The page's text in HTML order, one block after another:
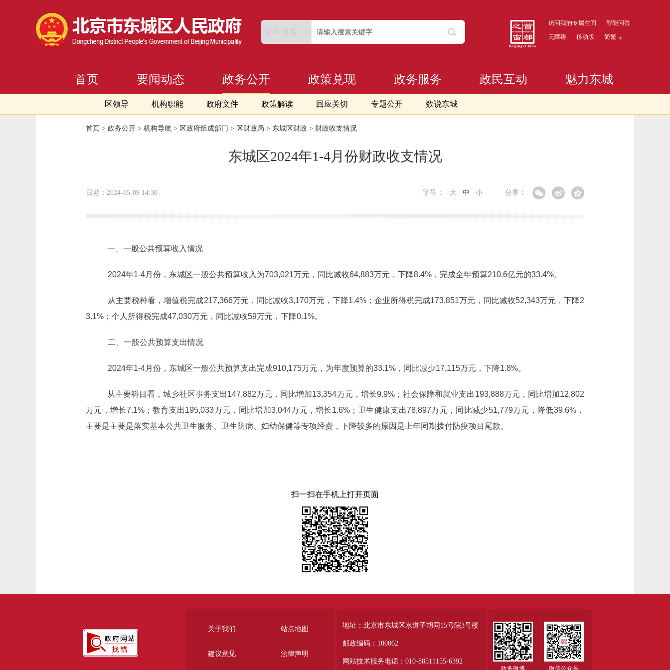
访问我的专属空间
智能问答
无障碍
移动版 简繁
首页 要闻动态 政务公开
区领导 机构职能 政府文件 政策解读 回应关切 专题公开 数说东城
政策兑现 政务服务 政民互动 魅力东城
首页 > 政务公开 > 机构导航 > 区政府组成部门 > 区财政局 > 东城区财政 > 财政收支情况
东城区2024年1-4月份财政收支情况
日期：2024-05-09 14:30 分享：
字号： 大 中 小
一、一般公共预算收入情况
2024年1-4月份，东城区一般公共预算收入为703,021万元，同比减收64,883万元，下降8.4%，完成全年预算210.6亿元的33.4%。
从主要税种看，增值税完成217,366万元，同比减收3,170万元，下降1.4%；企业所得税完成173,851万元，同比减收52,343万元，下降2
3.1%；个人所得税完成47,030万元，同比减收59万元，下降0.1%。
二、一般公共预算支出情况
2024年1-4月份，东城区一般公共预算支出完成910,175万元，为年度预算的33.1% ，同比减少17,115万元，下降1.8%。
从主要科目看，城乡社区事务支出147,882万元，同比增加13,354万元，增长9.9%；社会保障和就业支出193,888万元，同比增加12,802
万元，增长7.1%；教育支出195,033万元，同比增加3,044万元，增长1.6%；卫生健康支出78,897万元，同比减少51,779万元，降低39.6%，
主要是主要是落实基本公共卫生服务、卫生防病、妇幼保健等专项经费，下降较多的原因是上年同期拨付防疫项目尾款。
扫一扫在手机上打开页面
关于我们 站点地图
建议意见 法律声明
地址：北京市东城区水道子胡同15号院3号楼
邮政编码：100062
网站技术服务电话：010-88511155-6392
政务微博 微信公众号